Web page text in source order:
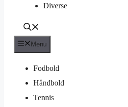
Diverse
Menu
Fodbold
Håndbold
Tennis